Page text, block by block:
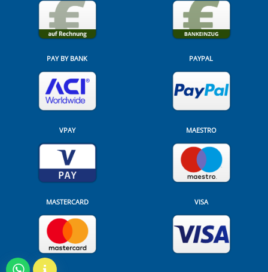
PAY BY BANK PAYPAL
VPAY MAESTRO
MASTERCARD VISA